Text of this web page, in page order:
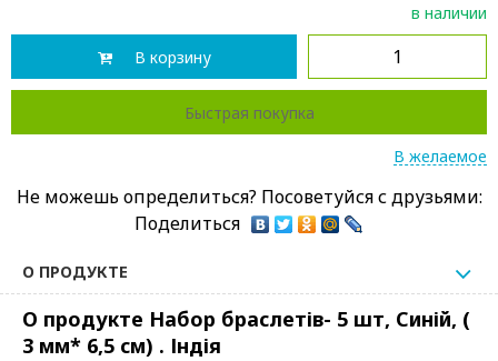
в наличии
В корзину
Быстрая покупка
В желаемое
Не можешь определиться? Посоветуйся с друзьями:
Поделиться
О ПРОДУКТЕ
О продукте Набор браслетів- 5 шт, Синій, (
3 мм* 6,5 см) . Індія